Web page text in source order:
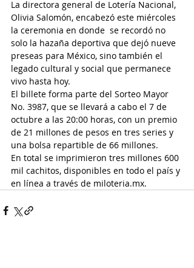
La directora general de Lotería Nacional,
Olivia Salomón, encabezó este miércoles
la ceremonia en donde  se recordó no
solo la hazaña deportiva que dejó nueve
preseas para México, sino también el
legado cultural y social que permanece
vivo hasta hoy.
El billete forma parte del Sorteo Mayor
No. 3987, que se llevará a cabo el 7 de
octubre a las 20:00 horas, con un premio
de 21 millones de pesos en tres series y
una bolsa repartible de 66 millones.
En total se imprimieron tres millones 600
mil cachitos, disponibles en todo el país y
en línea a través de miloteria.mx.